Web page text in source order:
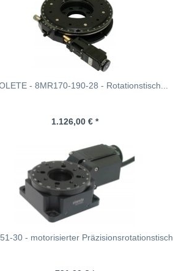
- 8MR170-190-28 - Rotationstisch...
1.126,00 € *
30 - motorisierter Präzisionsrotationstisch